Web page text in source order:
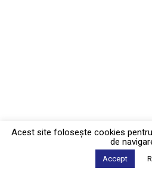
Acest site foloseşte cookies
de
Accept